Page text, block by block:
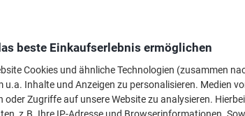
Grün 2 Stück
Mehr Kaufen,Mehr Sparen
CHF 8.25 pro Pack
Ab 5 Pack
beste Einkaufserlebnis ermöglichen
Cookies und ähnliche Technologien (zusammen
u.a. Inhalte und Anzeigen zu personalisieren. Medien
oder Zugriffe auf unsere Website zu analysieren.